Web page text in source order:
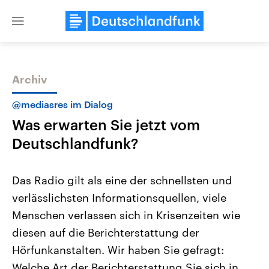
Close
Themen
Landtagswahl Sachsen-Anhalt
2026
Alle Informationen
Sachsen-Anhalt wählt am 6.
September 2026 einen neuen
Landtag. Seit 2021 wird das
Bundesland von einer Koalition aus
USA
Aktuelle Beiträge,
Hintergründe
Wirtschaftlich und
gehören die Vereinigten
den mächtigsten Ländern
mit großem Einfluss auf
Archiv
@mediasres im Dialog
Was erwarten Sie jetzt vom
Deutschlandfunk?
Das Radio gilt als eine der schnellsten und
verlässlichsten Informationsquellen, viele
Menschen verlassen sich in Krisenzeiten wie
diesen auf die Berichterstattung der
Hörfunkanstalten. Wir haben Sie gefragt: